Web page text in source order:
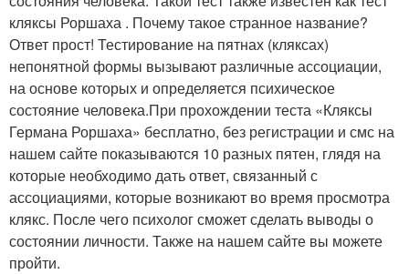
кляксы Роршаха . Почему такое странное название?
Ответ прост! Тестирование на пятнах (кляксах)
непонятной формы вызывают различные ассоциации,
на основе которых и определяется психическое
состояние человека.При прохождении теста «Кляксы
Германа Роршаха» бесплатно, без регистрации и смс на
нашем сайте показываются 10 разных пятен, глядя на
которые необходимо дать ответ, связанный с
ассоциациями, которые возникают во время просмотра
клякс. После чего психолог сможет сделать выводы о
состоянии личности. Также на нашем сайте вы можете
пройти.